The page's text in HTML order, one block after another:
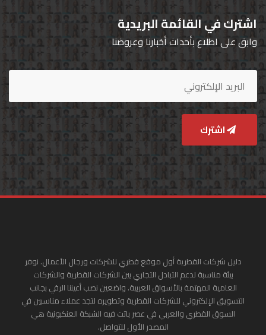
اشترك في القائمة البريدية
وابق على اطلاع بأحداث أخبارنا وعروضنا
اشترك
دليل شركات القطرية أول موقع قطري للشركات ورجال الأعمال. نوفر
بيئة مناسبة لدعم التبادل التجاري بين الشركات القطرية والشركات
العامية المهتمة بالأسواق العربية. واضعين نصب أعيننا الرقي بجانب
التسويق الإلكتروني للشركات القطرية وتطويره لتجد عملاء مناسبين في
السوق القطري والعربي في عصر باتت فيه الشبكة العنكبونية هي
المصدر الأول للتواصل.